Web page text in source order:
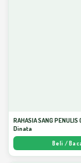
RAHASIA SANG
Dinata
Beli /